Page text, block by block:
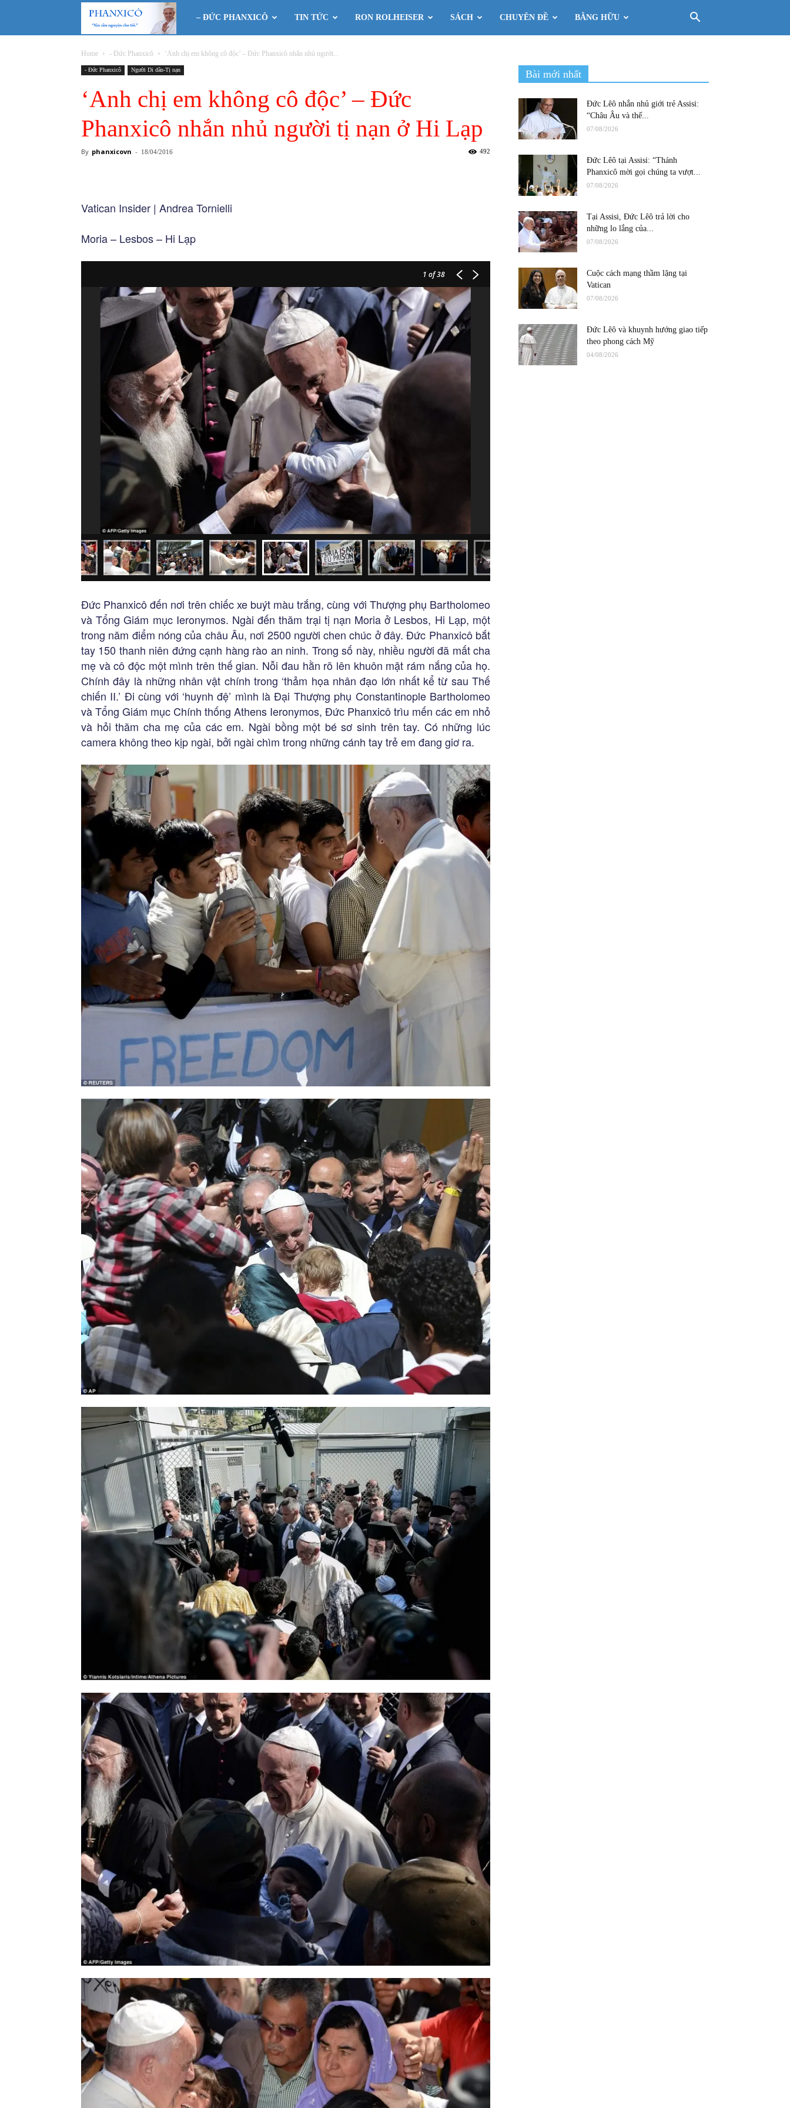
Phanxicô
– ĐỨC PHANXICÔ TIN TỨC RON ROLHEISER SÁCH CHUYÊN ĐỀ BẰNG HỮU
Home - Đức Phanxicô ‘Anh chị em không cô độc’ – Đức Phanxicô nhắn nhủ người...
- Đức Phanxicô Người Di dân-Tị nạn
‘Anh chị em không cô độc’ – Đức
Phanxicô nhắn nhủ người tị nạn ở Hi Lạp
By phanxicovn - 18/04/2016 492
Vatican Insider | Andrea Tornielli
Moria – Lesbos – Hi Lạp
1 of 38
Đức Phanxicô đến nơi trên chiếc xe buýt màu trắng, cùng với Thượng phụ Bartholomeo
và Tổng Giám mục Ieronymos. Ngài đến thăm trại tị nạn Moria ở Lesbos, Hi Lạp, một
trong năm điểm nóng của châu Âu, nơi 2500 người chen chúc ở đây. Đức Phanxicô bắt
tay 150 thanh niên đứng cạnh hàng rào an ninh. Trong số này, nhiều người đã mất cha
mẹ và cô độc một mình trên thế gian. Nỗi đau hằn rõ lên khuôn mặt rám nắng của họ.
Chính đây là những nhân vật chính trong ‘thảm họa nhân đạo lớn nhất kể từ sau Thế
chiến II.’ Đi cùng với ‘huynh đệ’ mình là Đại Thượng phụ Constantinople Bartholomeo
và Tổng Giám mục Chính thống Athens Ieronymos, Đức Phanxicô trìu mến các em nhỏ
và hỏi thăm cha mẹ của các em. Ngài bồng một bé sơ sinh trên tay. Có những lúc
camera không theo kịp ngài, bởi ngài chìm trong những cánh tay trẻ em đang giơ ra.
Bài mới nhất
Đức Lêô nhắn nhủ giới trẻ Assisi:
“Châu Âu và thế...
07/08/2026
Đức Lêô tại Assisi: “Thánh
Phanxicô mời gọi chúng ta vượt...
07/08/2026
Tại Assisi, Đức Lêô trả lời cho
những lo lắng của...
07/08/2026
Cuộc cách mạng thầm lặng tại
Vatican
07/08/2026
Đức Lêô và khuynh hướng giao tiếp
theo phong cách Mỹ
04/08/2026